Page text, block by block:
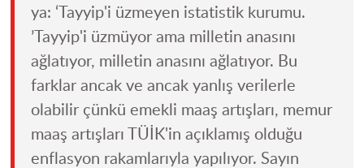
ya: ‘Tayyip'i üzmeyen istatistik kurumu.
’Tayyip'i üzmüyor ama milletin anasını
ağlatıyor, milletin anasını ağlatıyor. Bu
farklar ancak ve ancak yanlış verilerle
olabilir çünkü emekli maaş artışları, memur
maaş artışları TÜİK'in açıklamış olduğu
enflasyon rakamlarıyla yapılıyor. Sayın